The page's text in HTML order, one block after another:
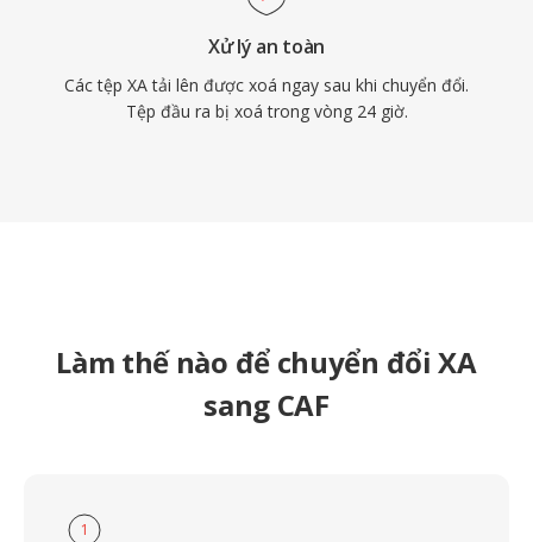
Xử lý an toàn
Các tệp XA tải lên được xoá ngay sau khi chuyển đổi.
Tệp đầu ra bị xoá trong vòng 24 giờ.
Làm thế nào để chuyển đổi XA
sang CAF
1